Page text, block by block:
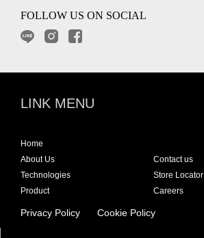
FOLLOW US ON SOCIAL
LINK MENU
Home
About Us
Technologies
Product
Contact us
Store Locator
Careers
Privacy Policy Cookie Policy